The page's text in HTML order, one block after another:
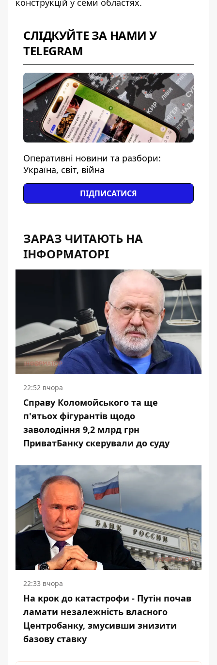
конструкцій у семи областях.
СЛІДКУЙТЕ ЗА НАМИ У
TELEGRAM
Оперативні новини та разбори:
Україна, світ, війна
ПІДПИСАТИСЯ
ЗАРАЗ ЧИТАЮТЬ НА
ІНФОРМАТОРІ
22:52 вчора
Справу Коломойського та ще
п'ятьох фігурантів щодо
заволодіння 9,2 млрд грн
ПриватБанку скерували до суду
22:33 вчора
На крок до катастрофи - Путін почав
ламати незалежність власного
Центробанку, змусивши знизити
базову ставку